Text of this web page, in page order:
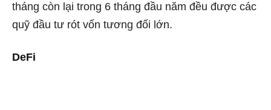
tháng còn lại trong 6 tháng đầu năm đều được các
quỹ đầu tư rót vốn tương đối lớn.
DeFi